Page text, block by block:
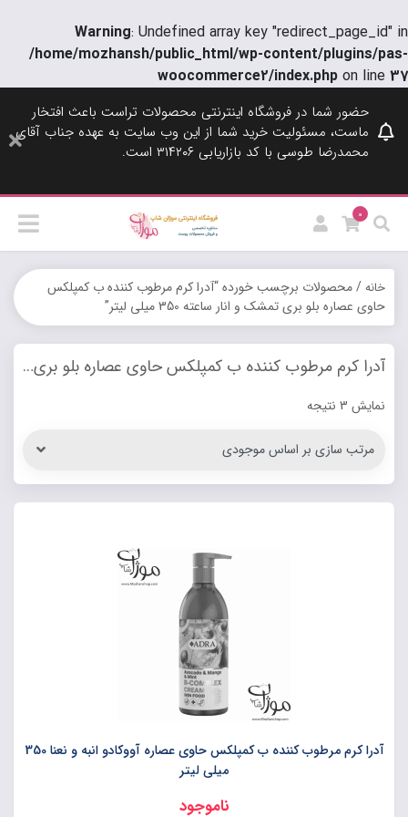
Warning: Undefined array key "redirect_page_id" in
/home/mozhansh/public_html/wp-content/plugins/pas-
woocommerce2/index.php on line 37
حضور شما در فروشگاه اینترنتی محصولات تراست باعث افتخار
ماست، مسئولیت خرید شما از این وب سایت به عهده جناب آقای
محمدرضا طوسی با کد بازاریابی ۳۱۴۲۰۶ است.
0
خانه/ محصولات برچسب خورده “آدرا کرم مرطوب کننده ب کمپلکس
حاوی عصاره بلو بری تمشک و انار ساعته 350 میلی لیتر”
آدرا کرم مرطوب کننده ب کمپلکس حاوی عصاره بلو بری تمشک و انار ساعته 350 میلی لیتر
نمایش 3 نتیجه
آدرا کرم مرطوب کننده ب کمپلکس حاوی عصاره آووکادو انبه و نعنا 350
میلی لیتر
ناموجود